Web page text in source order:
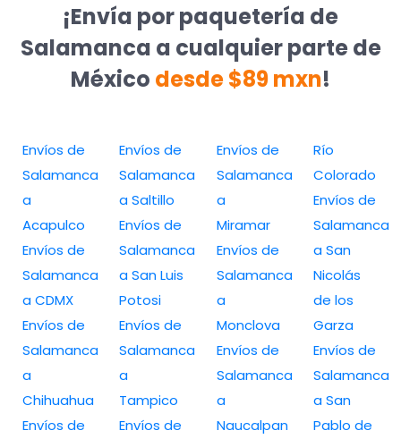
¡Envía por paquetería de
Salamanca a cualquier parte de
México desde $89 mxn!
Envíos de
Salamanca
a
Acapulco
Envíos de
Salamanca
a CDMX
Envíos de
Salamanca
a
Chihuahua
Envíos de
Envíos de
Salamanca
a Saltillo
Envíos de
Salamanca
a San Luis
Potosi
Envíos de
Salamanca
a
Tampico
Envíos de
Envíos de
Salamanca
a
Miramar
Envíos de
Salamanca
a
Monclova
Envíos de
Salamanca
a
Naucalpan
Río
Colorado
Envíos de
Salamanca
a San
Nicolás
de los
Garza
Envíos de
Salamanca
a San
Pablo de